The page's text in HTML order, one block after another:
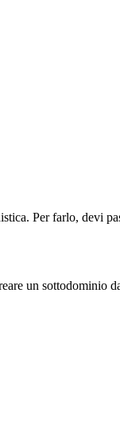
Per farlo, devi
un sottodominio